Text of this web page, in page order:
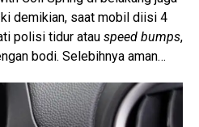
demikian, saat mobil diisi 4
polisi tidur atau speed bumps,
bodi. Selebihnya aman…